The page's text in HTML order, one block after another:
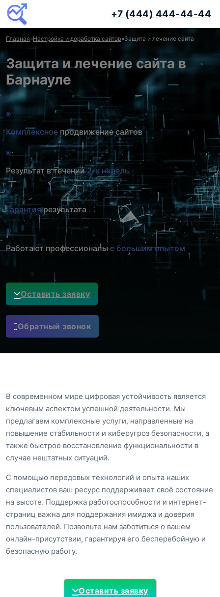
+7 (444) 444-44-44
Главная»Настройка и доработка сайтов»Защита и лечение сайта
Защита и лечение сайта в
Барнауле
Комплексное продвижение сайтов
Результат в течении2-х недель
Гарантиярезультата
Работают профессионалыс большим опытом
Оставить заявку
Обратный звонок
В современном мире цифровая устойчивость является
ключевым аспектом успешной деятельности. Мы
предлагаем комплексные услуги, направленные на
повышение стабильности и киберугроз безопасности, а
также быстрое восстановление функциональности в
случае нештатных ситуаций.
С помощью передовых технологий и опыта наших
специалистов ваш ресурс поддерживает своё состояние
на высоте. Поддержка работоспособности и интернет-
страниц важна для поддержания имиджа и доверия
пользователей. Позвольте нам заботиться о вашем
онлайн-присутствии, гарантируя его бесперебойную и
безопасную работу.
Оставить заявку